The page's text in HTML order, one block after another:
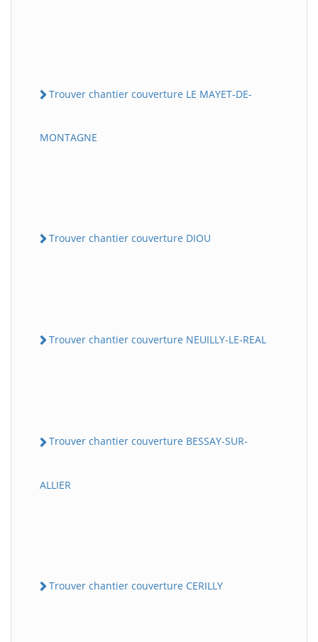
Trouver chantier couverture LE MAYET-DE-
MONTAGNE
Trouver chantier couverture DIOU
Trouver chantier couverture NEUILLY-LE-REAL
Trouver chantier couverture BESSAY-SUR-
ALLIER
Trouver chantier couverture CERILLY